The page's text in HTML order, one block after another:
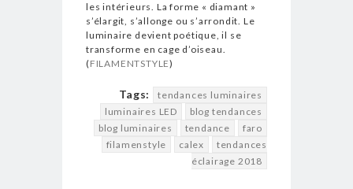
les intérieurs. La forme « diamant »
s’élargit, s’allonge ou s’arrondit. Le
luminaire devient poétique, il se
transforme en cage d’oiseau.
(FILAMENTSTYLE)
Tags:
tendances luminaires
luminaires LED
blog tendances
blog luminaires
tendance
faro
filamenstyle
calex
tendances
éclairage 2018